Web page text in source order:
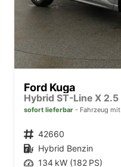
Ford Kuga
sofort lieferbar Fahrzeug
Fahrzeugnr. 42660
Kraftstoff Hybrid Benzin
Leistung 134 kW (182 PS)